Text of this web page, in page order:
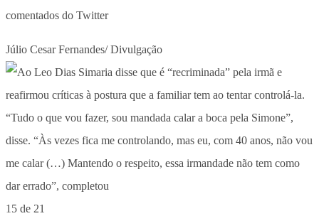
comentados do Twitter
Júlio Cesar Fernandes/ Divulgação
15 de 21